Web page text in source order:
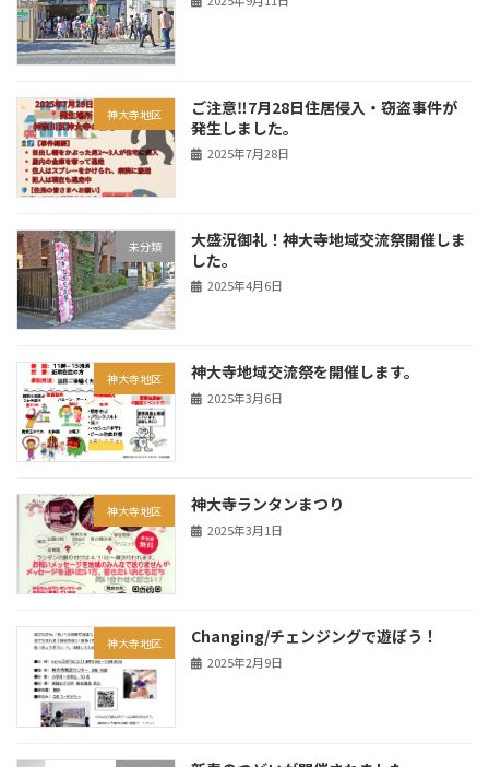
神大寺地区
ご注意‼7月28日住居侵入・窃盗事件が
発生しました。
2025年7月28日
未分類
大盛況御礼！神大寺地域交流祭開催しま
した。
2025年4月6日
神大寺地区 神大寺地域交流祭を開催します。
2025年3月6日
神大寺地区 神大寺ランタンまつり
2025年3月1日
神大寺地区 Changing/チェンジングで遊ぼう！
2025年2月9日